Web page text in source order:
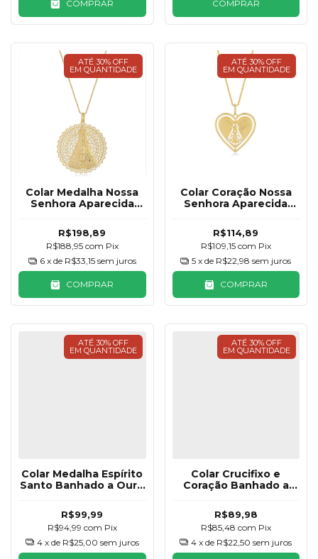
COMPRAR COMPRAR
ATÉ 30% OFF
EM QUANTIDADE
Colar Medalha Nossa
Senhora Aparecida
Ouro 18K
R$198,89
R$188,95 com Pix
6 x de R$33,15 sem juros
COMPRAR
ATÉ 30% OFF
EM QUANTIDADE
Colar Coração Nossa
Senhora Aparecida
R$114,89
R$109,15 com Pix
5 x de R$22,98 sem juros
COMPRAR
ATÉ 30% OFF
EM QUANTIDADE
Colar Medalha Espírito
Santo Banhado a Ouro
R$99,99
R$94,99 com Pix
4 x de R$25,00 sem juros
ATÉ 30% OFF
EM QUANTIDADE
Colar Crucifixo e
Coração Banhado a
R$89,98
R$85,48 com Pix
4 x de R$22,50 sem juros